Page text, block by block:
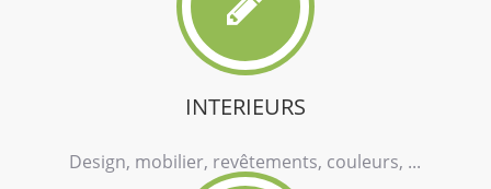
INTERIEURS
Design, mobilier, revêtements, couleurs, ...